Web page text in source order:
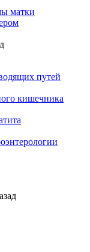
матки
путей
кишечника